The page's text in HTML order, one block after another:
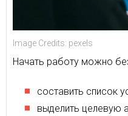
Image Credits: pexels
Начать работу можно
составить список
выделить целевую